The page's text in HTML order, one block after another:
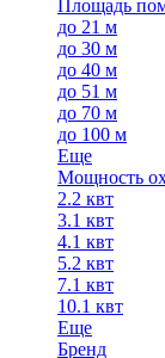
Площадь
до 21 м
до 30 м
до 40 м
до 51 м
до 70 м
до 100 м
Еще
Мощность
2.2 квт
3.1 квт
4.1 квт
5.2 квт
7.1 квт
10.1 квт
Еще
Бренд